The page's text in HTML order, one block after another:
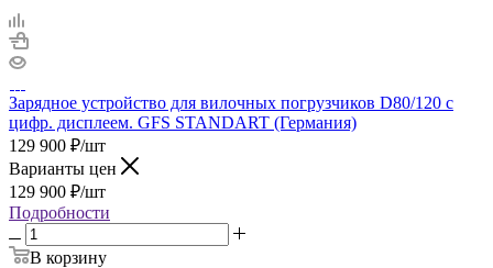
Зарядное устройство для вилочных погрузчиков D80/120 с
цифр. дисплеем. GFS STANDART (Германия)
129 900 ₽/шт
Варианты цен
129 900 ₽/шт
Подробности
В корзину